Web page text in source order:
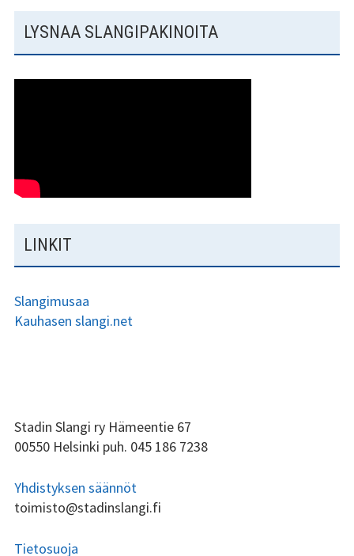
LYSNAA SLANGIPAKINOITA
LINKIT
Slangimusaa
Kauhasen slangi.net
ALAPALKIN
SIVUPALKKI
Stadin Slangi ry Hämeentie 67
00550 Helsinki puh. 045 186 7238
Yhdistyksen säännöt
toimisto@stadinslangi.fi
Tietosuoja